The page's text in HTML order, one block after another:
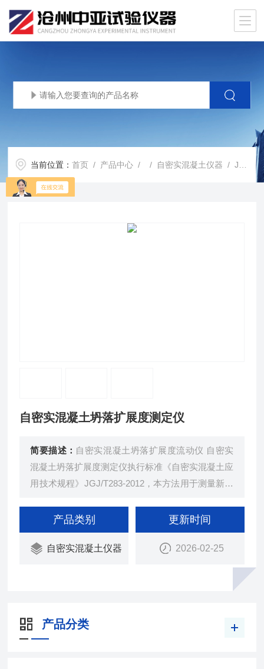
当前位置：首页 / 产品中心 / / 自密实混凝土仪器 / JGJ/T283自密实混凝土坍落扩展度测定仪
自密实混凝土坍落扩展度测定仪
简要描述： 自密实混凝土坍落扩展度流动仪 自密实
混凝土坍落扩展度测定仪执行标准《自密实混凝土应
用技术规程》JGJ/T283-2012，本方法用于测量新拌
产品类别
自密实混凝土仪器
更新时间
2026-02-25
产品分类